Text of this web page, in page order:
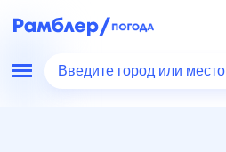
Введите город или место